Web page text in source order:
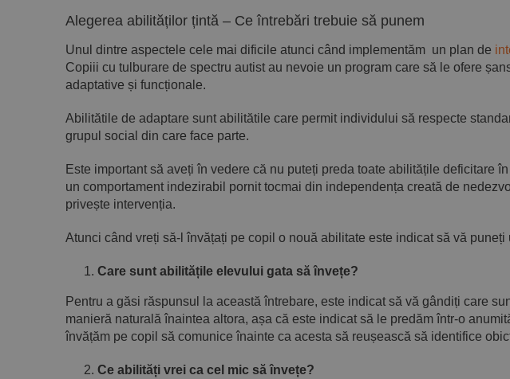
Alegerea abilităților țintă – Ce întrebări trebuie să punem
Unul dintre aspectele cele mai dificile atunci când implementăm un plan de
Copiii cu tulburare de spectru autist au nevoie un program care să le ofere
adaptative și funcționale.
Abilitătile de adaptare sunt abilitătile care permit individului să respecte
grupul social din care face parte.
Este important să aveți în vedere că nu puteți preda toate abilitățile deficitare
un comportament indezirabil pornit tocmai din independența creată de
privește intervenția.
Atunci când vreți să-l învățați pe copil o nouă abilitate este indicat să vă puneți
Care sunt abilitățile elevului gata să învețe?
Pentru a găsi răspunsul la această întrebare, este indicat să vă gândiți care
manieră naturală înaintea altora, așa că este indicat să le predăm într-o
învățăm pe copil să comunice înainte ca acesta să reușească să identifice
Ce abilități vrei ca cel mic să învețe?